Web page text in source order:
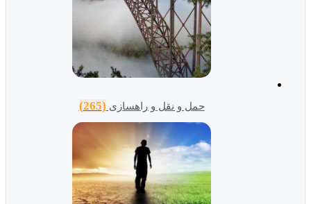
حمل و نقل و راهسازی (265)